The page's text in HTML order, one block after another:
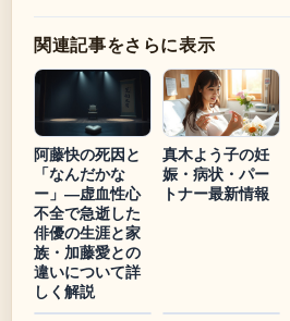
関連記事をさらに表示
阿藤快の死因と
「なんだかな
ー」—虚血性心
不全で急逝した
俳優の生涯と家
族・加藤愛との
違いについて詳
しく解説
真木よう子の妊
娠・病状・パー
トナー最新情報